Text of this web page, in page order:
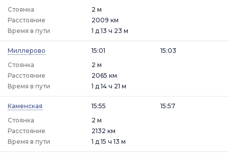
Стоянка
2 м
Расстояние
2009 км
Время в пути
1 д 13 ч 23 м
Миллерово
15:01
Стоянка
2 м
15:03
Расстояние
2065 км
Время в пути
1 д 14 ч 21 м
Каменская
15:55
Стоянка
2 м
15:57
Расстояние
2132 км
Время в пути
1 д 15 ч 13 м